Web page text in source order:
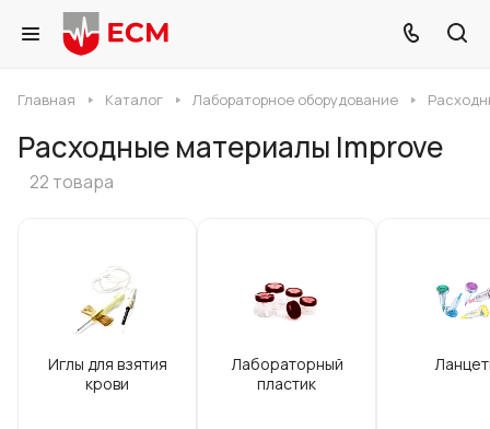
Главная Каталог Лабораторное оборудование
Расходные материалы Improve
22 товара
Иглы для взятия
крови
Лабораторный
пластик